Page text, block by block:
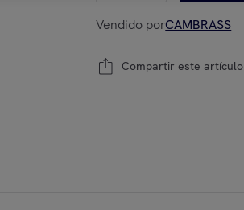
Vendido porCAMBRASS
Compartir este artículo